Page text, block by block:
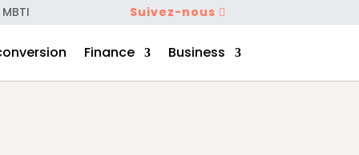
Suivez-nous
Finance Business